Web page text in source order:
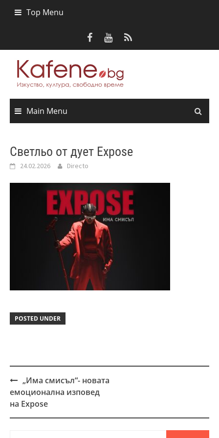
Top Menu
Main Menu
Светльо от дует Expose
24.02.2026 Directo
POSTED UNDER
Post
navigation
„Има смисъл“- новата
емоционална изповед
на Expose